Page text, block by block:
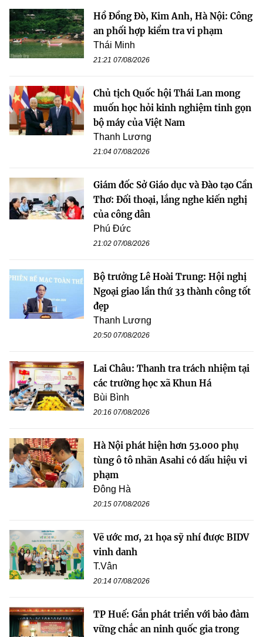
Hồ Đồng Đò, Kim Anh, Hà Nội: Công
an phối hợp kiểm tra vi phạm
Thái Minh
21:21 07/08/2026
Chủ tịch Quốc hội Thái Lan mong
muốn học hỏi kinh nghiệm tinh gọn
bộ máy của Việt Nam
Thanh Lương
21:04 07/08/2026
Giám đốc Sở Giáo dục và Đào tạo Cần
Thơ: Đối thoại, lắng nghe kiến nghị
của công dân
Phú Đức
21:02 07/08/2026
Bộ trưởng Lê Hoài Trung: Hội nghị
Ngoại giao lần thứ 33 thành công tốt
đẹp
Thanh Lương
20:50 07/08/2026
Lai Châu: Thanh tra trách nhiệm tại
các trường học xã Khun Há
Bùi Bình
20:16 07/08/2026
Hà Nội phát hiện hơn 53.000 phụ
tùng ô tô nhãn Asahi có dấu hiệu vi
phạm
Đông Hà
20:15 07/08/2026
Vẽ ước mơ, 21 họa sỹ nhí được BIDV
vinh danh
T.Vân
20:14 07/08/2026
TP Huế: Gắn phát triển với bảo đảm
vững chắc an ninh quốc gia trong